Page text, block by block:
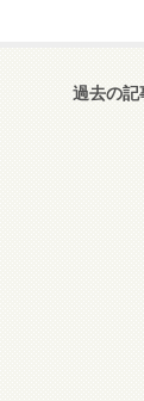
過去の記